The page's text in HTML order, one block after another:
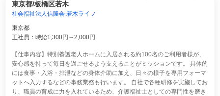
東京都/板橋区若木
社会福祉法人信隆会 若木ライフ
東京都
正社員：時給1,300円～2,000円
【仕事内容】特別養護老人ホームに入居される約100名のご利用者様が、
安心感を持って毎日を過ごせるよう支えることがミッションです。 具体的
には食事・入浴・排泄などの身体介助に加え、日々の様子を専用フォーマ
ットへ入力するなどの事務業務も行います。 自社で各種研修を実施してお
り、職員の育成に力を入れているため、介護福祉士としての専門性を磨き